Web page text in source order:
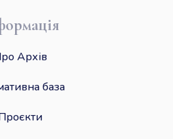
Архів
база